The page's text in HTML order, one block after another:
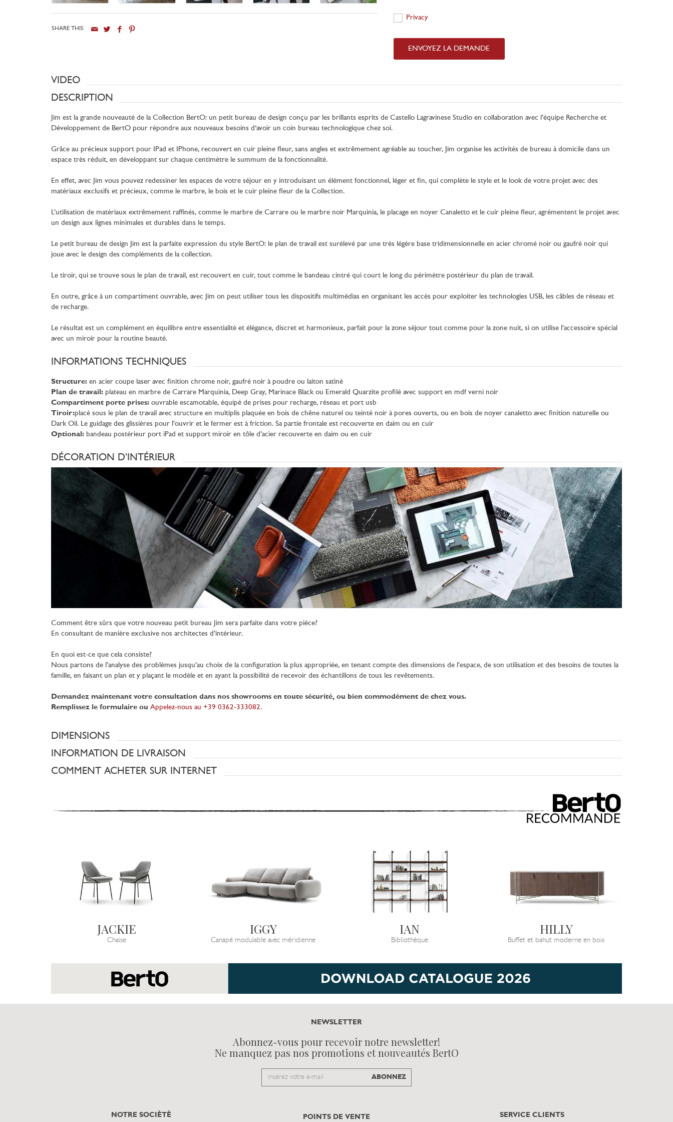
SHARE THIS
Privacy
Privacy
ENVOYEZ LA DEMANDE
VIDEO
DESCRIPTION
Jim est la grande nouveauté de la Collection BertO: un petit bureau de design conçu par les brillants esprits de Castello Lagravinese Studio en collaboration avec l’équipe Recherche et
Développement de BertO pour répondre aux nouveaux besoins d‘avoir un coin bureau technologique chez soi.
Grâce au précieux support pour IPad et IPhone, recouvert en cuir pleine fleur, sans angles et extrêmement agréable au toucher, Jim organise les activités de bureau à domicile dans un
espace très réduit, en développant sur chaque centimètre le summum de la fonctionnalité.
En effet, avec Jim vous pouvez redessiner les espaces de votre séjour en y introduisant un élément fonctionnel, léger et fin, qui complète le style et le look de votre projet avec des
matériaux exclusifs et précieux, comme le marbre, le bois et le cuir pleine fleur de la Collection.
L’utilisation de matériaux extrêmement raffinés, comme le marbre de Carrare ou le marbre noir Marquinia, le placage en noyer Canaletto et le cuir pleine fleur, agrémentent le projet avec
un design aux lignes minimales et durables dans le temps.
Le petit bureau de design Jim est la parfaite expression du style BertO: le plan de travail est surélevé par une très légère base tridimensionnelle en acier chromé noir ou gaufré noir qui
joue avec le design des compléments de la collection.
Le tiroir, qui se trouve sous le plan de travail, est recouvert en cuir, tout comme le bandeau cintré qui court le long du périmètre postérieur du plan de travail.
En outre, grâce à un compartiment ouvrable, avec Jim on peut utiliser tous les dispositifs multimédias en organisant les accès pour exploiter les technologies USB, les câbles de réseau et
de recharge.
Le résultat est un complément en équilibre entre essentialité et élégance, discret et harmonieux, parfait pour la zone séjour tout comme pour la zone nuit, si on utilise l’accessoire spécial
avec un miroir pour la routine beauté.
INFORMATIONS TECHNIQUES
Structure: en acier coupe laser avec finition chrome noir, gaufré noir à poudre ou laiton satiné
Plan de travail: plateau en marbre de Carrare Marquinia, Deep Gray, Marinace Black ou Emerald Quarzite profilé avec support en mdf verni noir
Compartiment porte prises: ouvrable escamotable, équipé de prises pour recharge, réseau et port usb
Tiroir:placé sous le plan de travail avec structure en multiplis plaquée en bois de chêne naturel ou teinté noir à pores ouverts, ou en bois de noyer canaletto avec finition naturelle ou
Dark Oil. Le guidage des glissières pour l’ouvrir et le fermer est à friction. Sa partie frontale est recouverte en daim ou en cuir
Optional: bandeau postérieur port iPad et support miroir en tôle d’acier recouverte en daim ou en cuir
DÉCORATION D’INTÉRIEUR
Comment être sûrs que votre nouveau petit bureau Jim sera parfaite dans votre pièce?
En consultant de manière exclusive nos architectes d’intérieur.
En quoi est-ce que cela consiste?
Nous partons de l’analyse des problèmes jusqu’au choix de la configuration la plus appropriée, en tenant compte des dimensions de l’espace, de son utilisation et des besoins de toutes la
famille, en faisant un plan et y plaçant le modèle et en ayant la possibilité de recevoir des échantillons de tous les revêtements.
Demandez maintenant votre consultation dans nos showrooms en toute sécurité, ou bien commodément de chez vous.
Remplissez le formulaire ou Appelez-nous au +39 0362-333082.
DIMENSIONS
INFORMATION DE LIVRAISON
COMMENT ACHETER SUR INTERNET
JACKIE
Chaise
IGGY
Canapé modulable avec méridienne
IAN
Bibliothèque
HILLY
Buffet et bahut moderne en bois
NEWSLETTER
Abonnez-vous pour recevoir notre newsletter!
Ne manquez pas nos promotions et nouveautés BertO
Email
ABONNEZ
NOTRE SOCIÈTÈ POINTS DE VENTE SERVICE CLIENTS